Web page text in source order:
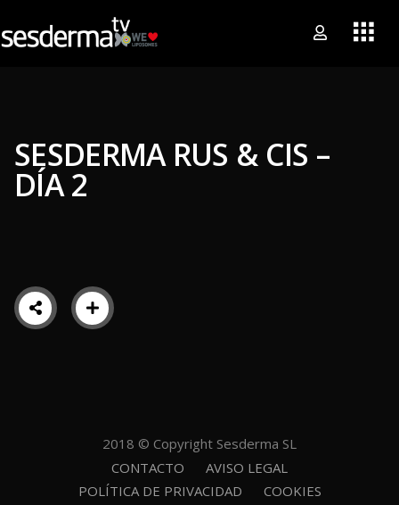
SESDERMA RUS & CIS –
DÍA 2
2018 © Copyright Sesderma SL
CONTACTO
AVISO LEGAL
POLÍTICA DE PRIVACIDAD
COOKIES